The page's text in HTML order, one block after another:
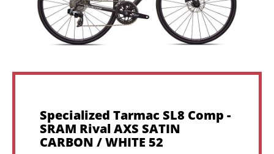
Specialized Tarmac SL8 Comp -
SRAM Rival AXS SATIN
CARBON / WHITE 52